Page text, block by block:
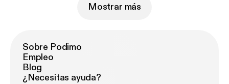
Mostrar más
Sobre Podimo
Empleo
Blog
¿Necesitas ayuda?